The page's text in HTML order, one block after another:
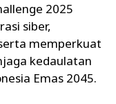
2025
siber,
memperkuat
kedaulatan
Emas 2045.